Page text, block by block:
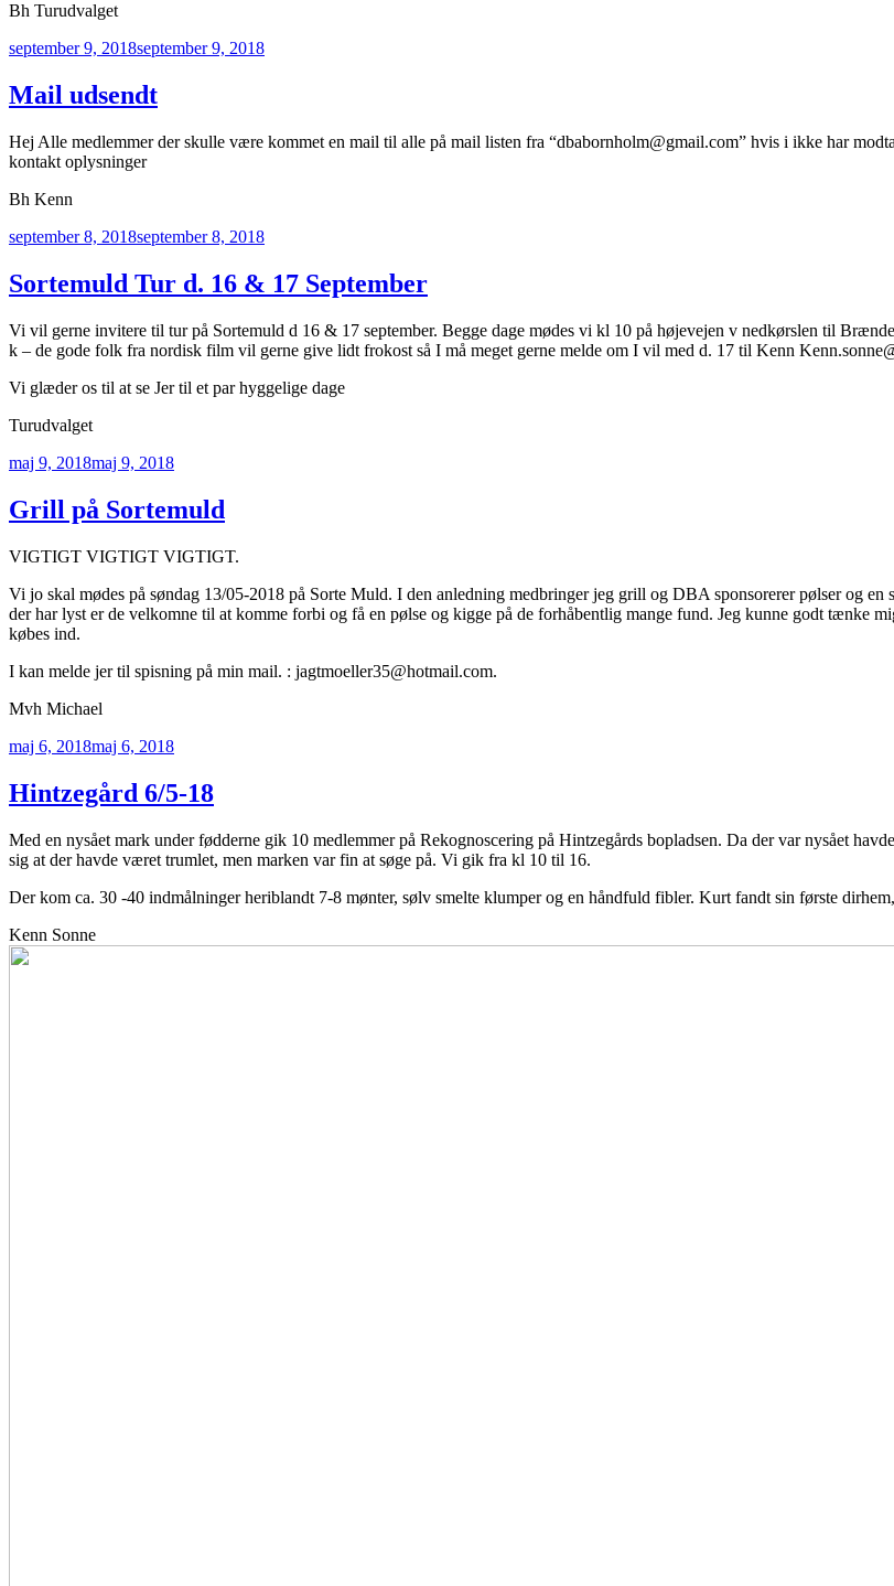
Bh Turudvalget
Udgivet
september 9, 2018september 9, 2018
Mail udsendt
Hej Alle medlemmer der skulle være kommet en mail til alle på mail listen fra “dbabornholm@gmail.com” hvis i ikke har
kontakt oplysninger
Bh Kenn
Udgivet
september 8, 2018september 8, 2018
Sortemuld Tur d. 16 & 17 September
Vi vil gerne invitere til tur på Sortemuld d 16 & 17 september. Begge dage mødes vi kl 10 på højevejen v nedkørslen til
k – de gode folk fra nordisk film vil gerne give lidt frokost så I må meget gerne melde om I vil med d. 17 til Kenn
Vi glæder os til at se Jer til et par hyggelige dage
Turudvalget
Udgivet
maj 9, 2018maj 9, 2018
Grill på Sortemuld
VIGTIGT VIGTIGT VIGTIGT.
Vi jo skal mødes på søndag 13/05-2018 på Sorte Muld. I den anledning medbringer jeg grill og DBA sponsorerer pølser og
der har lyst er de velkomne til at komme forbi og få en pølse og kigge på de forhåbentlig mange fund. Jeg kunne godt tænke
købes ind.
I kan melde jer til spisning på min mail. : jagtmoeller35@hotmail.com.
Mvh Michael
Udgivet
maj 6, 2018maj 6, 2018
Hintzegård 6/5-18
Med en nysået mark under fødderne gik 10 medlemmer på Rekognoscering på Hintzegårds bopladsen. Da der var nysået
sig at der havde været trumlet, men marken var fin at søge på. Vi gik fra kl 10 til 16.
Der kom ca. 30 -40 indmålninger heriblandt 7-8 mønter, sølv smelte klumper og en håndfuld fibler. Kurt fandt sin første
Kenn Sonne